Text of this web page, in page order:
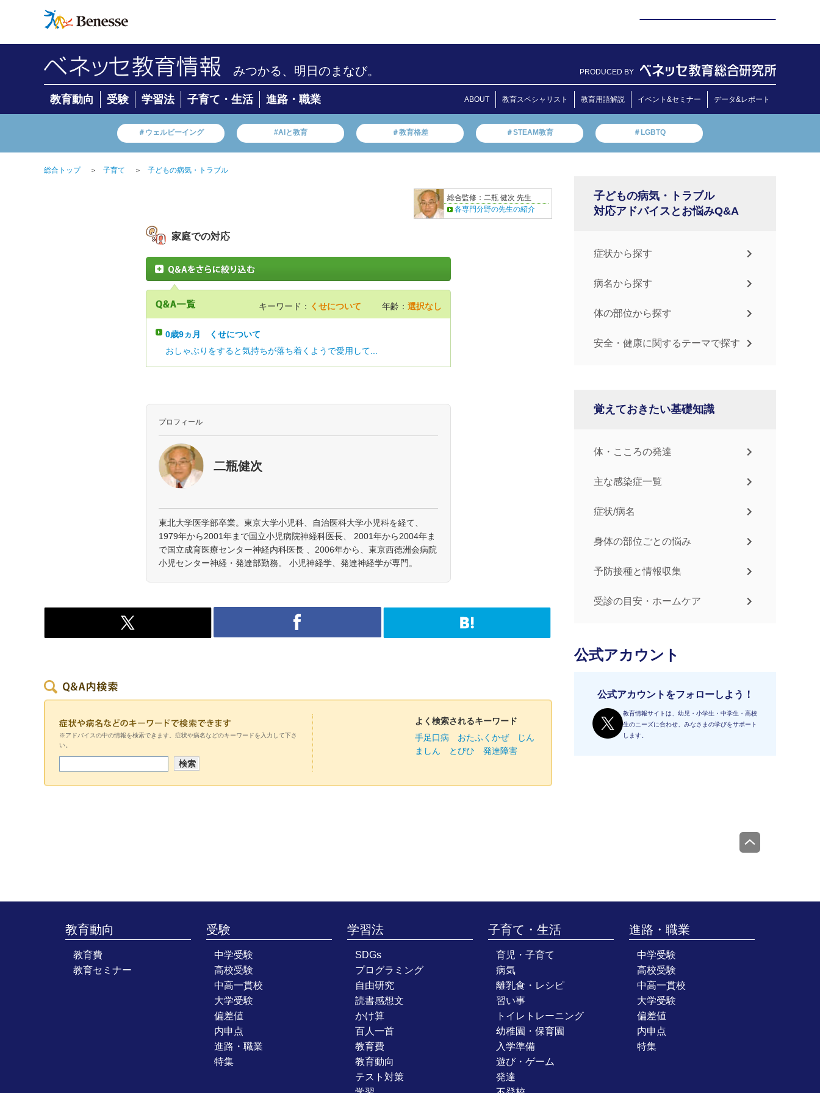
みつかる、明日のまなび。 PRODUCED BY
教育動向 受験 学習法 子育て・生活 進路・職業 ABOUT 教育スペシャリスト 教育用語解説 イベント&セミナー データ&レポート
＃ウェルビーイング #AIと教育 ＃教育格差 ＃STEAM教育 ＃LGBTQ
総合トップ ＞ 子育て ＞ 子どもの病気・トラブル
総合監修：二瓶 健次 先生
各専門分野の先生の紹介
家庭での対応
キーワード： くせについて 年齢： 選択なし
0歳9ヵ月
くせについて
おしゃぶりをすると気持ちが落ち着くようで愛用して...
プロフィール
二瓶健次
東北大学医学部卒業。東京大学小児科、自治医科大学小児科を経て、
1979年から2001年まで国立小児病院神経科医長、 2001年から2004年ま
で国立成育医療センター神経内科医長 、2006年から、東京西徳洲会病院
小児センター神経・発達部勤務。 小児神経学、発達神経学が専門。
※アドバイスの中の情報を検索できます。症状や病名などのキーワードを入力して下さ
い。
よく検索されるキーワード
手足口病
おたふくかぜ
じん
ましん
とびひ 発達障害
子どもの病気・トラブル
対応アドバイスとお悩みQ&A
症状から探す
病名から探す
体の部位から探す
安全・健康に関するテーマで探す
覚えておきたい基礎知識
体・こころの発達
主な感染症一覧
症状/病名
身体の部位ごとの悩み
予防接種と情報収集
受診の目安・ホームケア
公式アカウント
公式アカウントをフォローしよう！
教育情報サイトは、幼児・小学生・中学生・高校
生のニーズに合わせ、みなさまの学びをサポート
します。
教育動向
教育費
教育セミナー
受験
中学受験
高校受験
中高一貫校
大学受験
偏差値
内申点
進路・職業
特集
学習法
SDGs
プログラミング
自由研究
読書感想文
かけ算
百人一首
教育費
教育動向
テスト対策
子育て・生活
育児・子育て
病気
離乳食・レシピ
習い事
トイレトレーニング
幼稚園・保育園
入学準備
遊び・ゲーム
発達
進路・職業
中学受験
高校受験
中高一貫校
大学受験
偏差値
内申点
特集